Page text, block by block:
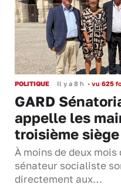
POLITIQUE Il y a 8 h • vu 625
GARD
appelle les
troisième
À moins de deux
sénateur socialiste
directement aux…